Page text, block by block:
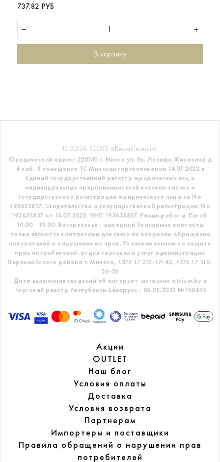
737.82 РУБ
В корзину
© 2026 ООО «КераСмарт».
Юридический адрес: 220140 г. Минск ул. Ул. Иосифа Жиновича д
4 каб. 3 помещение ТС Минским горисполкомом 14.07.2022 в
Единый государственный регистр юридических лиц и
индивидуальных предпринимателей внесена запись о
государственной регистрации юридического лица за No
193635857. Свидетельство о государственной регистрации: No
193635857 от 14.07.2022. УНП 193635857. Режим работы: Пн-сб.
10.00 - 19.00. Воскресенье - выходной Указанные контакты
также являются контактами для связи по вопросам обращения
покупателей о нарушении их прав. Уполномоченные по защите
прав потребителей: отдел торговли и услуг администрации
Первомайского района г. Минска, +375 17 215-17-40, +375 17 215-
26-26
Дата включения сведений об интернет-магазине atrium.by в
Торговый реестр Республики Беларусь - 06.05.2025 №748434
Акции
OUTLET
Наш блог
Условия оплаты
Доставка
Условия возврата
Партнерам
Импортеры и поставщики
Правила обращений о нарушении прав
потребителей